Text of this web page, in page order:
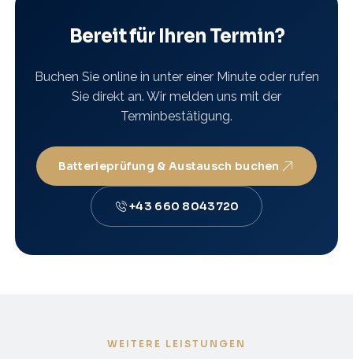
Bereit für Ihren Termin?
Buchen Sie online in unter einer Minute oder rufen
Sie direkt an. Wir melden uns mit der
Terminbestätigung.
Batterieprüfung & Austausch buchen
+43 660 8043720
WEITERE LEISTUNGEN